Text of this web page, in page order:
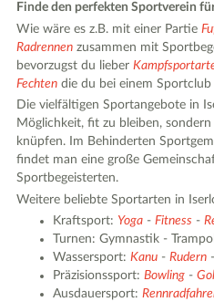
Finde den perfekten Sportverein
Wie wäre es z.B. mit einer Partie
Radrennen zusammen mit
bevorzugst du lieber
Fechten die du bei einem
Die vielfältigen Sportangebote in
Möglichkeit, fit zu bleiben,
knüpfen. Im Behinderten
findet man eine große
Sportbegeisterten.
Weitere beliebte Sportarten in
Kraftsport: Yoga -Fitness -
Turnen: Gymnastik -
Wassersport:Kanu -Rudern
Präzisionssport:Bowling -
Ausdauersport: